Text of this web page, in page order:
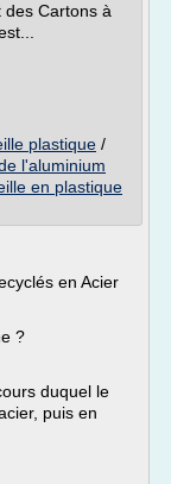
des Cartons à
plastique /
l'aluminium
en plastique
en Acier
?
duquel le
puis en